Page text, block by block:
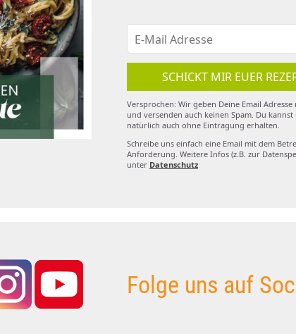
SCHICKT MIR EUER
Versprochen: Wir geben Deine Email
und versenden auch keinen Spam. Du
natürlich auch ohne Eintragung erhalten.
Schreibe uns einfach eine Email mit dem
Anforderung. Weitere Infos (z.B. zur
unter Datenschutz
Folge uns auf